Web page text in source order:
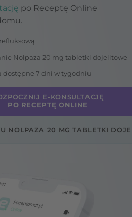
po Receptę Online
Nolpaza 20 mg tabletki dojelitowe
dostępne 7 dni w tygodniu
E-KONSULTACJĘ
PO RECEPTĘ ONLINE
NOLPAZA 20 MG TABLETKI